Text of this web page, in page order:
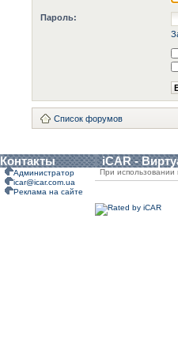
Пароль:
Список форумов
Контакты iCAR -
Администратор
icar@icar.com.ua
Реклама на сайте
При использовании